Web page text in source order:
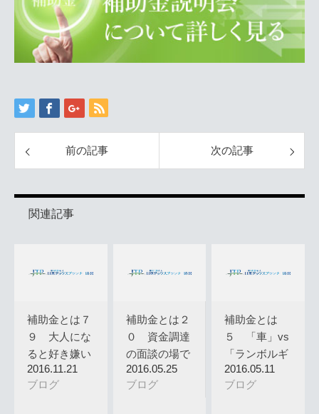
前の記事 次の記事
関連記事
補助金とは７
９ 大人にな
ると好き嫌い
がなくなる…
2016.11.21
ブログ
補助金とは２
０ 資金調達
の面談の場で
よくある質…
2016.05.25
ブログ
補助金とは
５ 「車」vs
「ランボルギ
ーニカウン…
2016.05.11
ブログ